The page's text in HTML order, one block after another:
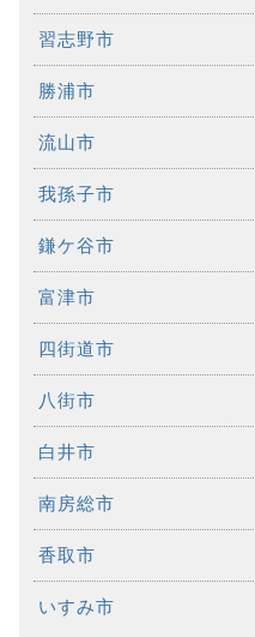
習志野市
勝浦市
流山市
我孫子市
鎌ケ谷市
富津市
四街道市
八街市
白井市
南房総市
香取市
いすみ市